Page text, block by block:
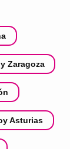
Zaragoza
Asturias